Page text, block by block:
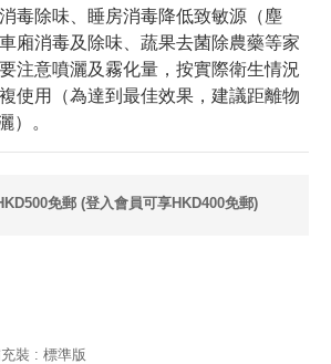
毒除味、睡房消毒降低致敏源（塵
廂消毒及除味、蔬果去菌除農藥等家
注意噴灑及霧化量，按實際衛生情況
使用（為達到最佳效果，建議距離物
）。
免郵 (登入會員可享HKD400免郵)
裝 : 標準版